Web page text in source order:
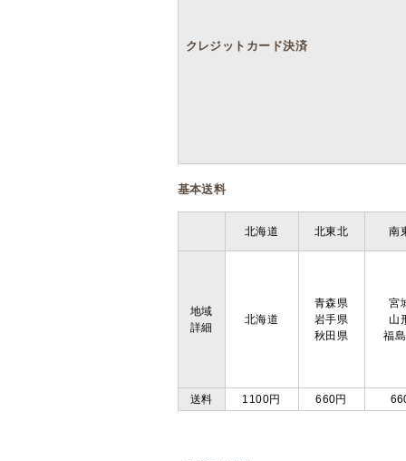
クレジットカード決済
基本送料
北海道 北東北 南
地域
詳細
北海道
青森県
岩手県
秋田県
宮
山
福
送料 1100円 660円